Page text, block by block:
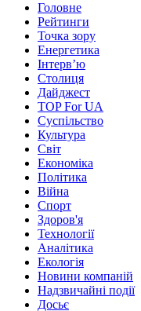
Головне
Рейтинги
Точка зору
Енергетика
Інтерв’ю
Столиця
Дайджест
TOP For UA
Суспiльство
Культура
Світ
Економіка
Політика
Війна
Спорт
Здоров'я
Технології
Аналітика
Екологія
Новини компаній
Надзвичайні події
Досьє